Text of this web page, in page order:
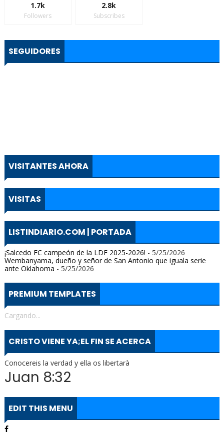
1.7k
Followers
2.8k
Subscribes
SEGUIDORES
VISITANTES AHORA
VISITAS
LISTINDIARIO.COM | PORTADA
¡Salcedo FC campeón de la LDF 2025-2026! - 5/25/2026
Wembanyama, dueño y señor de San Antonio que iguala serie
ante Oklahoma - 5/25/2026
PREMIUM TEMPLATES
Cargando...
CRISTO VIENE YA;EL FIN SE ACERCA
Conocereis la verdad y ella os libertarà
Juan 8:32
EDIT THIS MENU